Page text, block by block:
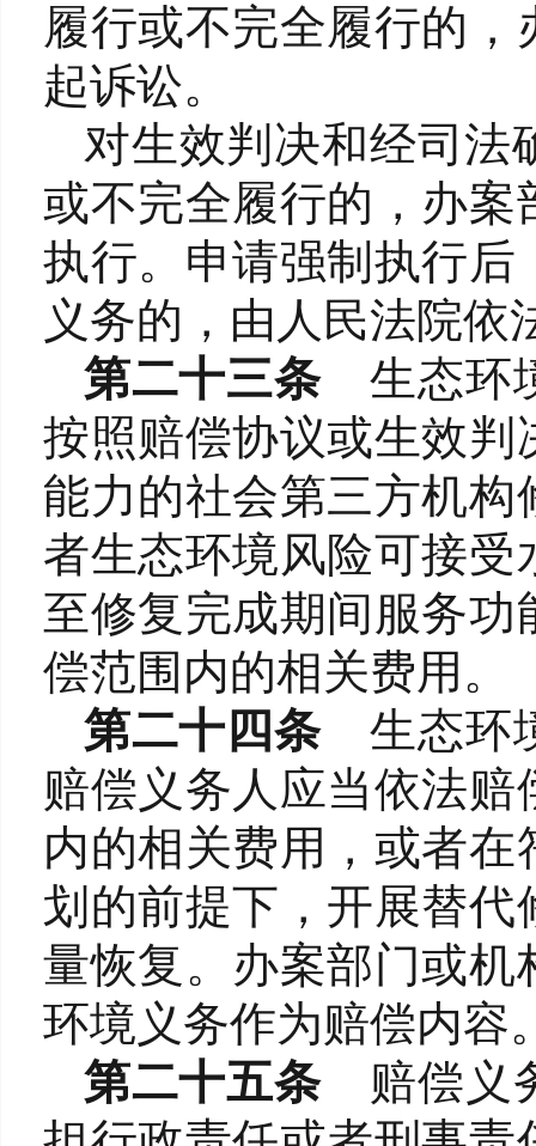
履行或不完全履行的
起诉讼。
对生效判决和经司法
或不完全履行的，办
执行。申请强制执行
义务的，由人民法院依
第二十三条
生态环
按照赔偿协议或生效
能力的社会第三方机
者生态环境风险可接
至修复完成期间服务
偿范围内的相关费用。
第二十四条
生态环
赔偿义务人应当依法
内的相关费用，或者
划的前提下，开展替
量恢复。办案部门或
环境义务作为赔偿内容
第二十五条
赔偿义